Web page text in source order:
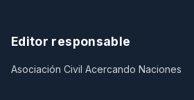
Editor responsable
Asociación Civil Acercando Naciones